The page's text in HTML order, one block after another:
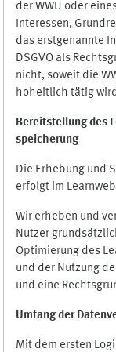
der WWU oder
Interessen,
das erstgenannte
DSGVO als
nicht, soweit die
hoheitlich tätig
Bereitstellung des
speicherung
Die Erhebung und
erfolgt im
Wir erheben und
Nutzer
Optimierung des
und der Nutzung
und eine
Umfang der
Mit dem ersten